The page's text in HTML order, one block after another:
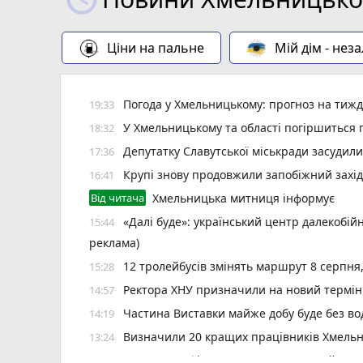
Ціни на пальне Мій дім -
19:33 Погода у Хмельницькому: прогноз на
18:32 У Хмельницькому та області
17:36 Депутатку Славутської міськради
16:41 Крупі знову продовжили запобіжний захід
Від читача Хмельницька митниця інформує
15:44
«Далі буде»: український центр
реклама)
15:28 12 тролейбусів змінять маршрут 8
14:57 Ректора ХНУ призначили на новий термін
14:19 Частина Виставки майже добу буде без
13:24 Визначили 20 кращих працівників